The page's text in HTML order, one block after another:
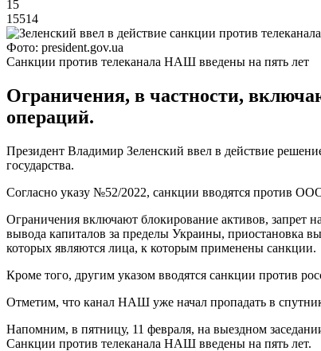
15
15514
Фото: president.gov.ua
Санкции против телеканала НАШ введены на пять лет
Ограничения, в частности,
операций.
Президент Владимир Зеленский ввел в действие
государства.
Согласно указу №52/2022, санкции вводятся против
Ограничения включают блокирование активов, запрет
вывода капиталов за пределы Украины, приостановка
которых являются лица, к которым применены санкции.
Кроме того, другим указом вводятся санкции против
Отметим, что канал НАШ уже начал пропадать в
Напомним, в пятницу, 11 февраля, на выездном
Санкции против телеканала НАШ введены на пять лет.